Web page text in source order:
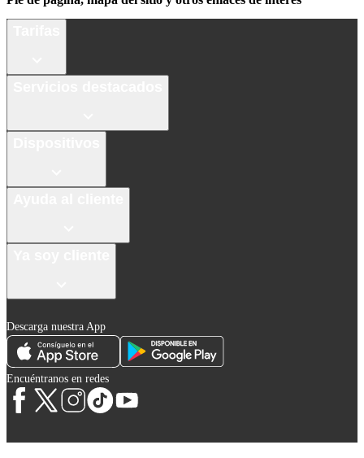
Descarga nuestra App
Encuéntranos en redes